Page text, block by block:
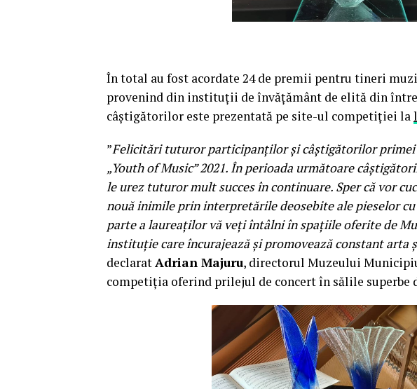
În total au fost acordate 24 de premii pentru tineri
provenind din instituții de învățământ de elită din
câștigătorilor este prezentată pe site-ul competiției la
”Felicitări tuturor participanților și câștigătorilor
„Youth of Music” 2021. În perioada următoare
le urez tuturor mult succes în continuare. Sper că vor
nouă inimile prin interpretările deosebite ale pieselor
parte a laureaților vă veți întâlni în spațiile oferite de
instituție care încurajează și promovează constant arta
declaratAdrian Majuru, directorul Muzeului
competiția oferind prilejul de concert în sălile superbe